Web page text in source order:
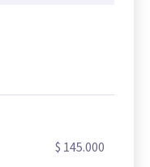
$ 145.000